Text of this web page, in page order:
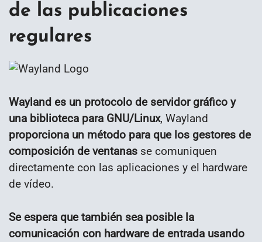
de las publicaciones
regulares
Wayland es un protocolo de servidor gráfico y
una biblioteca para GNU/Linux, Wayland
proporciona un método para que los gestores de
composición de ventanas se comuniquen
directamente con las aplicaciones y el hardware
de vídeo.
Se espera que también sea posible la
comunicación con hardware de entrada usando